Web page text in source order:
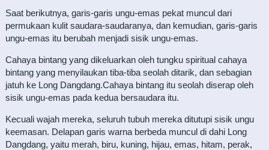
Saat berikutnya, garis-garis ungu-emas pekat muncul dari
permukaan kulit saudara-saudaranya, dan kemudian, garis-garis
ungu-emas itu berubah menjadi sisik ungu-emas.
Cahaya bintang yang dikeluarkan oleh tungku spiritual cahaya
bintang yang menyilaukan tiba-tiba seolah ditarik, dan sebagian
jatuh ke Long Dangdang.Cahaya bintang itu seolah diserap oleh
sisik ungu-emas pada kedua bersaudara itu.
Kecuali wajah mereka, seluruh tubuh mereka ditutupi sisik ungu
keemasan. Delapan garis warna berbeda muncul di dahi Long
Dangdang, yaitu merah, biru, kuning, hijau, emas, hitam, perak,